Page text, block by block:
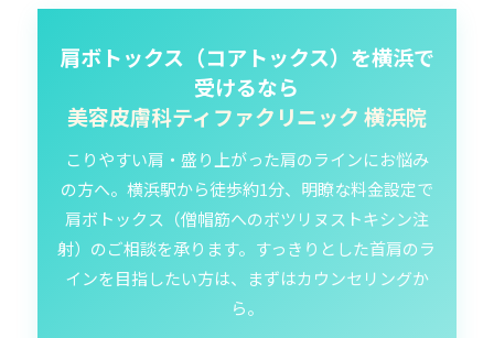
肩ボトックス（コアトックス）を横浜で
受けるなら
美容皮膚科ティファクリニック 横浜院
こりやすい肩・盛り上がった肩のラインにお悩み
の方へ。横浜駅から徒歩約1分、明瞭な料金設定で
肩ボトックス（僧帽筋へのボツリヌストキシン注
射）のご相談を承ります。すっきりとした首肩のラ
インを目指したい方は、まずはカウンセリングか
ら。